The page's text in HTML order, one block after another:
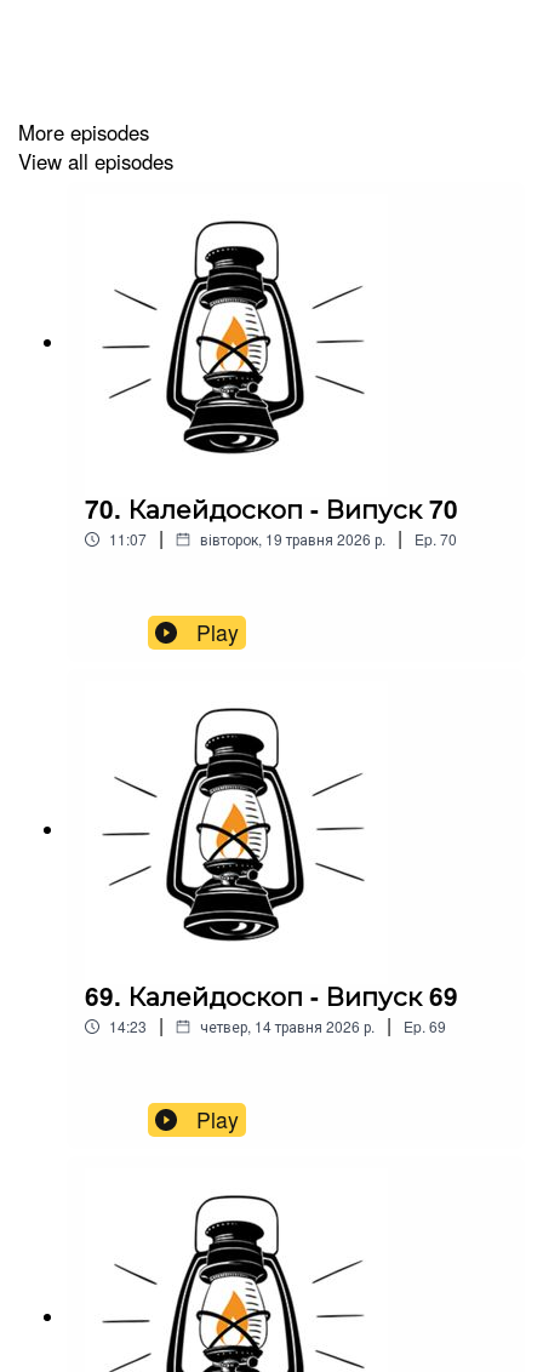
More episodes
View all episodes
70. Калейдоскоп - Випуск 70
11:07 | вівторок, 19 травня 2026 р. | Ep. 70
Play
69. Калейдоскоп - Випуск 69
14:23 | четвер, 14 травня 2026 р. | Ep. 69
Play